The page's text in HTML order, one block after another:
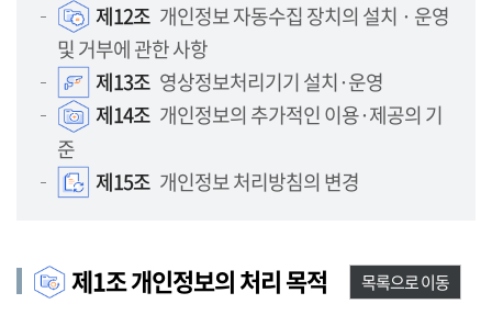
제12조 개인정보 자동수집 장치의 설치 · 운영
및 거부에 관한 사항
제13조 영상정보처리기기 설치·운영
제14조 개인정보의 추가적인 이용·제공의 기
준
제15조 개인정보 처리방침의 변경
제1조 개인정보의 처리 목적 목록으로 이동